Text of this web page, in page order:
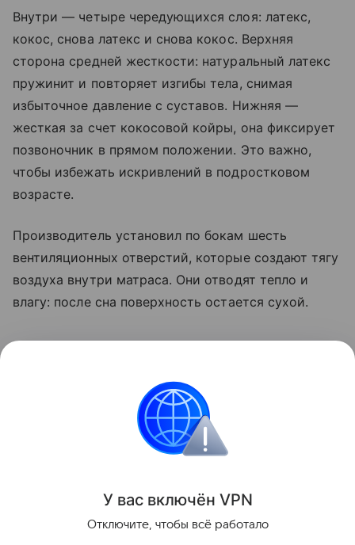
Внутри — четыре чередующихся слоя: латекс,
кокос, снова латекс и снова кокос. Верхняя
сторона средней жесткости: натуральный латекс
пружинит и повторяет изгибы тела, снимая
избыточное давление с суставов. Нижняя —
жесткая за счет кокосовой койры, она фиксирует
позвоночник в прямом положении. Это важно,
чтобы избежать искривлений в подростковом
возрасте.
Производитель установил по бокам шесть
вентиляционных отверстий, которые создают тягу
воздуха внутри матраса. Они отводят тепло и
влагу: после сна поверхность остается сухой.
является руководством к действию и
медицинской рекомендацией. Перед покупкой
матраса убедитесь, что жесткость подходит
ребенку и при необходимости
Поделиться
У вас включён VPN
Отключите, чтобы всё работало